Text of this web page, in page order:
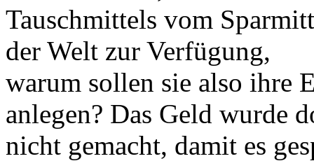
Tauschmittels vom
der Welt zur Verfügung,
warum sollen sie also ihre
anlegen? Das Geld wurde
nicht gemacht, damit es